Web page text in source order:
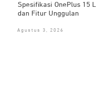
Spesifikasi OnePlus 15
dan Fitur Unggulan
Agustus 3, 2026